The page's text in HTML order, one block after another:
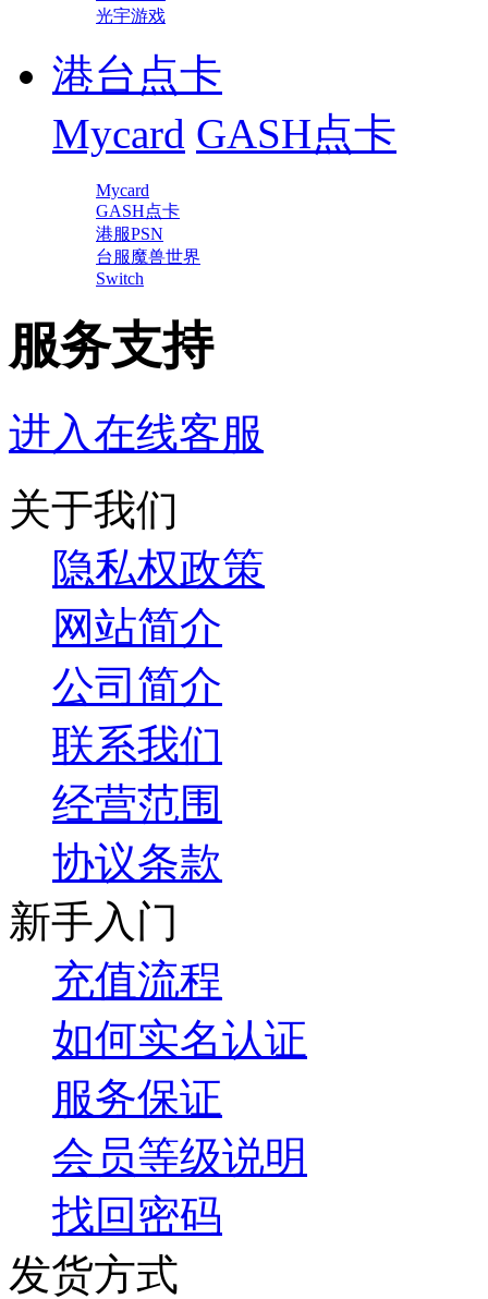
光宇游戏
港台点卡
Mycard GASH点卡
Mycard
GASH点卡
港服PSN
台服魔兽世界
Switch
服务支持
进入在线客服
关于我们
隐私权政策
网站简介
公司简介
联系我们
经营范围
协议条款
新手入门
充值流程
如何实名认证
服务保证
会员等级说明
找回密码
发货方式